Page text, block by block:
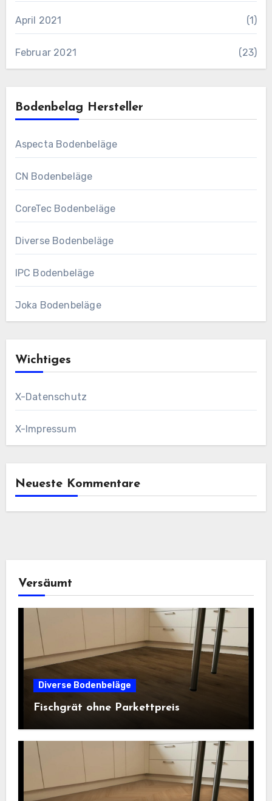
April 2021 (1)
Februar 2021 (23)
Bodenbelag Hersteller
Aspecta Bodenbeläge
CN Bodenbeläge
CoreTec Bodenbeläge
Diverse Bodenbeläge
IPC Bodenbeläge
Joka Bodenbeläge
Wichtiges
X-Datenschutz
X-Impressum
Neueste Kommentare
Versäumt
Diverse Bodenbeläge
Fischgrät ohne Parkettpreis